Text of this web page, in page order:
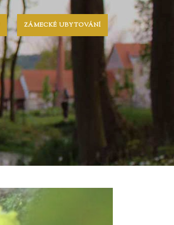
ZÁMECKÉ UBYTOVÁNÍ